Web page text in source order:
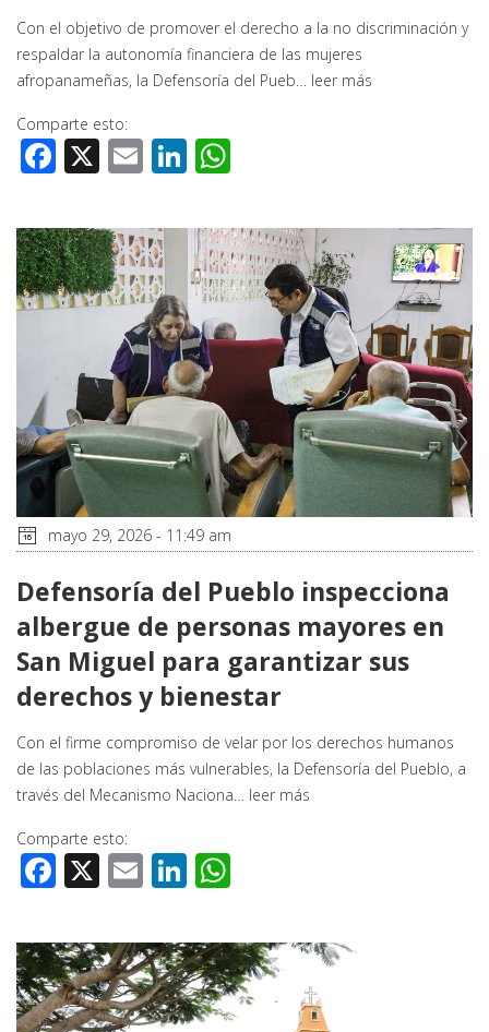
Con el objetivo de promover el derecho a la no discriminación y
respaldar la autonomía financiera de las mujeres
afropanameñas, la Defensoría del Pueb… leer más
Comparte esto:
Facebook
X EmailLinkedIn
mayo 29, 2026 - 11:49 am
Defensoría del Pueblo inspecciona
albergue de personas mayores en
San Miguel para garantizar sus
derechos y bienestar
Con el firme compromiso de velar por los derechos humanos
de las poblaciones más vulnerables, la Defensoría del Pueblo, a
través del Mecanismo Naciona… leer más
Comparte esto:
Facebook
X EmailLinkedIn